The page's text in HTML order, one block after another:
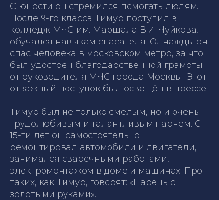
С юности он стремился помогать людям.
После 9-го класса Тимур поступил в
колледж МЧС им. Маршала В.И. Чуйкова,
обучался навыкам спасателя. Однажды он
спас человека в московском метро, за что
был удостоен благодарственной грамоты
от руководителя МЧС города Москвы. Этот
отважный поступок был освещён в прессе.
Тимур был не только смелым, но и очень
трудолюбивым и талантливым парнем. С
15-ти лет он самостоятельно
ремонтировал автомобили и двигатели,
занимался сварочными работами,
электромонтажом в доме и машинах. Про
таких, как Тимур, говорят: «Парень с
золотыми руками».